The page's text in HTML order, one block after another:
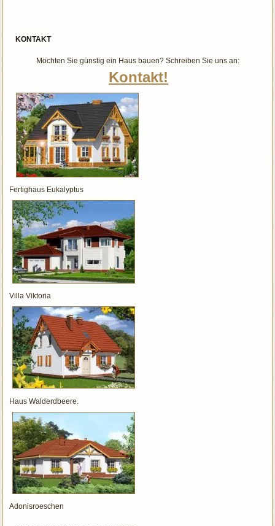
KONTAKT
Möchten Sie günstig ein Haus bauen? Schreiben Sie uns an:
Kontakt!
Fertighaus Eukalyptus
Villa Viktoria
Haus Walderdbeere.
Adonisroeschen